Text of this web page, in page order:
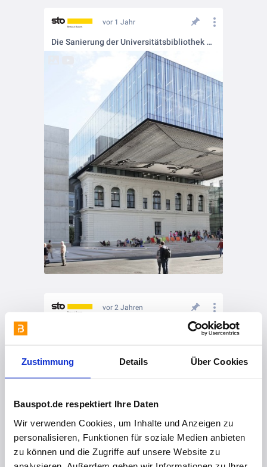
Zustimmung Details Über Cookies
Bauspot.de respektiert Ihre Daten
Wir verwenden Cookies, um Inhalte und Anzeigen zu
personalisieren, Funktionen für soziale Medien anbieten
zu können und die Zugriffe auf unsere Website zu
vor 1 Jahr
Die Sanierung der Universitätsbibliothek Graz 🏛️📚
vor 2 Jahren
🚧 True Stories: Wohnquartier am Weidendamm in Wismar